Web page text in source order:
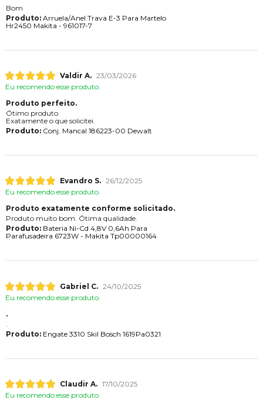
Bom
Produto:Arruela/Anel Trava E-3 Para Martelo
Hr2450 Makita - 961017-7
Valdir A. 23/03/2026
Eu recomendo esse produto.
Produto perfeito.
Ótimo produto.
Exatamente o que solicitei.
Produto:Conj. Mancal 186223-00 Dewalt
Evandro S. 26/12/2025
Eu recomendo esse produto.
Produto exatamente conforme solicitado.
Produto muito bom. Ótima qualidade.
Produto:Bateria Ni-Cd 4,8V 0,6Ah Para
Parafusadeira 6723W - Makita Tp00000164
Gabriel C. 24/10/2025
Eu recomendo esse produto.
.
Produto:Engate 3310 Skil Bosch 1619Pa0321
Claudir A. 17/10/2025
Eu recomendo esse produto.